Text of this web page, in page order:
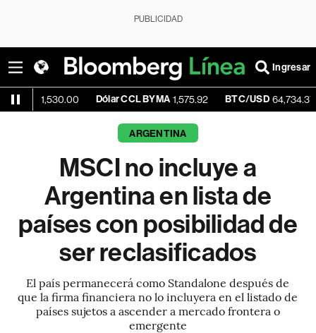
PUBLICIDAD
Ingresar
Dólar CCL BYMA 1,575.92 BTC/USD 64,734.37 -
ARGENTINA
MSCI no incluye a
Argentina en lista de
países con posibilidad de
ser reclasificados
El país permanecerá como Standalone después de
que la firma financiera no lo incluyera en el listado de
países sujetos a ascender a mercado frontera o
emergente